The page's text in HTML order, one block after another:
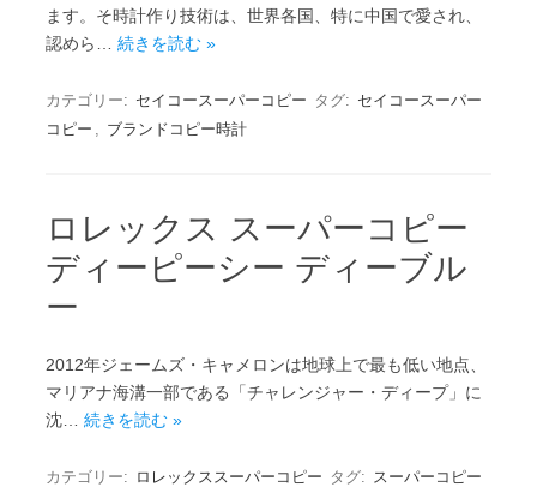
ます。そ時計作り技術は、世界各国、特に中国で愛され、
認めら… 続きを読む »
カテゴリー: セイコースーパーコピー タグ: セイコースーパー
コピー , ブランドコピー時計
ロレックス スーパーコピー
ディーピーシー ディーブル
ー
2012年ジェームズ・キャメロンは地球上で最も低い地点、
マリアナ海溝一部である「チャレンジャー・ディープ」に
沈… 続きを読む »
カテゴリー: ロレックススーパーコピー タグ: スーパーコピー